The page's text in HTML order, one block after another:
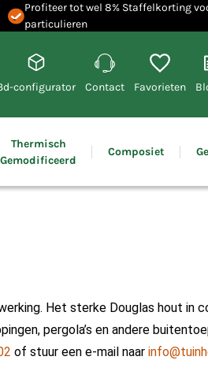
Profiteer tot wel 8% Staffelkorting
particulieren
configurator Contact Favorieten
Thermisch
Gemodificeerd
Composiet
Het sterke Douglas hout in
pergola’s en andere
of stuur een e-mail naar